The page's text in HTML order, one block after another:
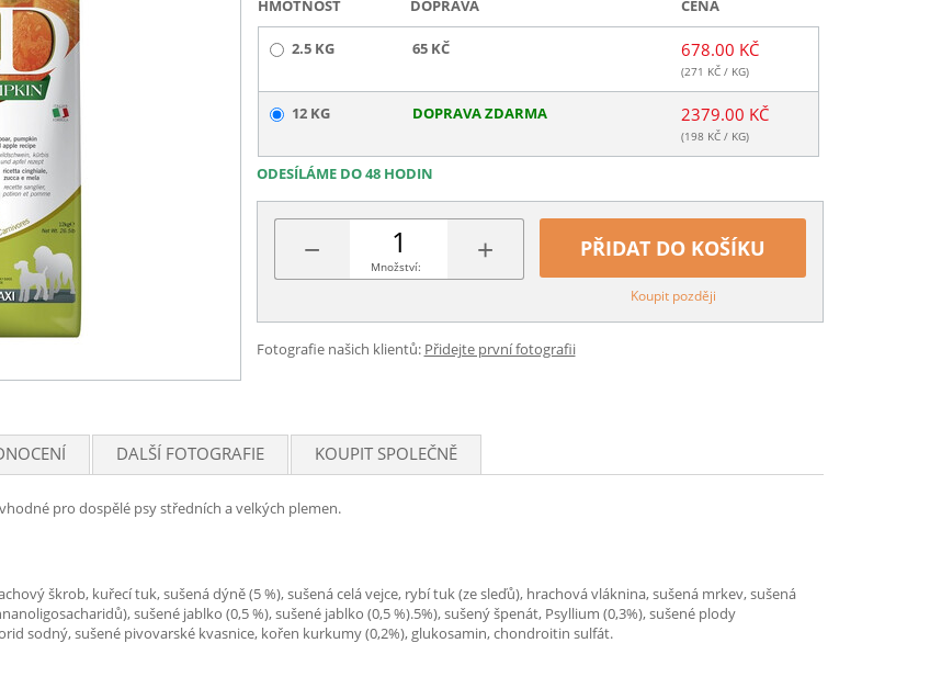
HMOTNOST DOPRAVA CENA
2.5 KG 65 KČ 678.00 KČ
(271 KČ / KG)
12 KG DOPRAVA ZDARMA 2379.00 KČ
(198 KČ / KG)
ODESÍLÁME DO 48 HODIN
− +
Množství:
PŘIDAT DO KOŠÍKU
Koupit později
Fotografie našich klientů: Přidejte první fotografii
DALŠÍ FOTOGRAFIE KOUPIT SPOLEČNĚ
pro dospělé psy středních a velkých plemen.
škrob, kuřecí tuk, sušená dýně (5 %), sušená celá vejce, rybí tuk (ze sleďů), hrachová vláknina, sušená mrkev, sušená
sušené jablko (0,5 %), sušené jablko (0,5 %).5%), sušený špenát, Psyllium (0,3%), sušené plody
sodný, sušené pivovarské kvasnice, kořen kurkumy (0,2%), glukosamin, chondroitin sulfát.